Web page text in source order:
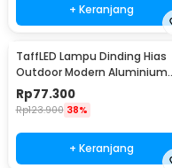
+ Keranjang
TaffLED Lampu Dinding Hias
Outdoor Modern Aluminium
6W Warm White - MSL022
Rp77.300
Rp123.900 38%
+ Keranjang